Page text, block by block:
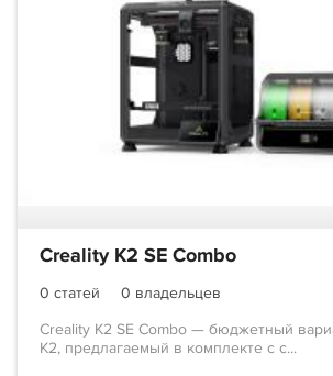
Creality K2 SE Combo
0 статей
0 владельцев
Creality K2 SE Combo — бюджетный
K2, предлагаемый в комплекте с с...